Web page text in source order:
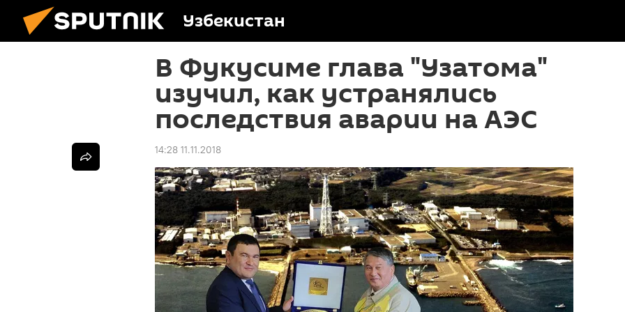
Узбекистан
В Фукусиме глава "Узатома"
изучил, как устранялись
последствия аварии на АЭС
14:28 11.11.2018